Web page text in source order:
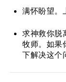
满怀盼望。
求神救你脱
牧师。如果
下解决这个